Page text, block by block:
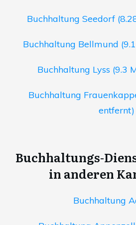
Buchhaltung Seedorf
Buchhaltung Bellmund
Buchhaltung Lyss (9.3
Buchhaltung
entfernt)
Buchhaltungs-
in anderen
Buchhaltung